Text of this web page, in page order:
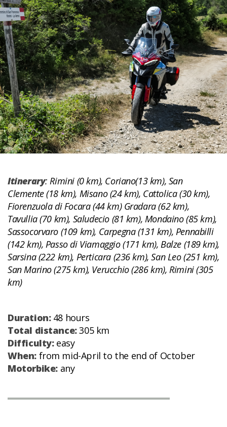
Itinerary: Rimini (0 km), Coriano(13 km), San
Clemente (18 km), Misano (24 km), Cattolica (30 km),
Fiorenzuola di Focara (44 km) Gradara (62 km),
Tavullia (70 km), Saludecio (81 km), Mondaino (85 km),
Sassocorvaro (109 km), Carpegna (131 km), Pennabilli
(142 km), Passo di Viamaggio (171 km), Balze (189 km),
Sarsina (222 km), Perticara (236 km), San Leo (251 km),
San Marino (275 km), Verucchio (286 km), Rimini (305
km)
Duration:48 hours
Total distance:305 km
Difficulty: easy
When: from mid-April to the end of October
Motorbike: any